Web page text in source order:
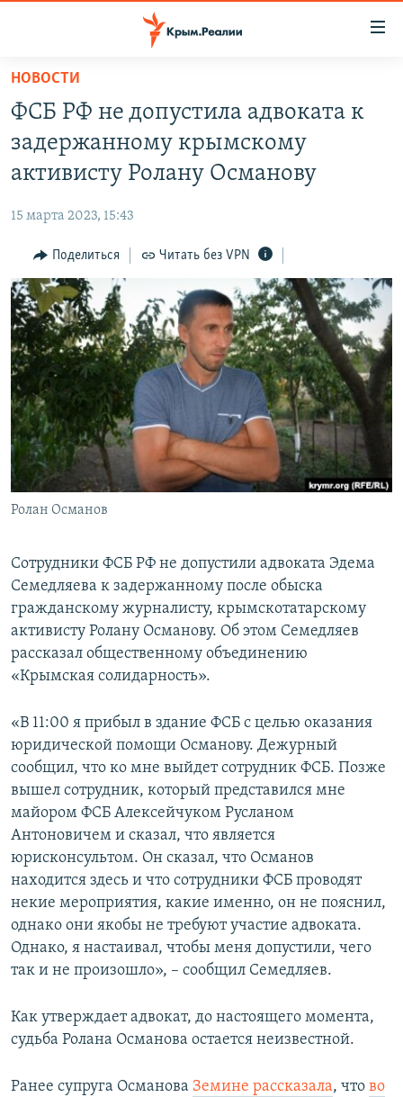
Вернуться
основному
содержанию
Вернутся
главной
навигации
Вернутся
поиску
11 ЛЕТ ОККУПАЦИИ КРЫМА. 11 ИСТОРИЙ СОПРОТИВЛЕНИЯ
ЕЩЕ
ИНТЕРАКТИВ
ИНФОГРАФИКА
ТЕЛЕПРОЕКТ КРЫМ.РЕАЛИИ
СОВЕТЫ ПРАВОЗАЩИТНИКОВ
ПРОПАВШИЕ БЕЗ ВЕСТИ
ПОБЕДИТЕЛЕЙ НЕ СУДЯТ?
КРЫМ.НЕПОКОРЕННЫЙ
ELIFBE
УКРАИНСКАЯ ПРОБЛЕМА КРЫМА
РАДІО СВОБОДА
КАК ОБОЙТИ БЛОКИРОВКУ
Українською
Qırımtatar
ПРИСОЕДИНЯЙТЕСЬ!
НОВОСТИ
ФСБ РФ не допустила адвоката к
задержанному крымскому
активисту Ролану Османову
15 марта 2023, 15:43
Поделиться Читать без VPN
Ролан Османов
Сотрудники ФСБ РФ не допустили адвоката Эдема
Семедляева к задержанному после обыска
гражданскому журналисту, крымскотатарскому
активисту Ролану Османову. Об этом Семедляев
рассказал общественному объединению
«Крымская солидарность».
«В 11:00 я прибыл в здание ФСБ с целью оказания
юридической помощи Османову. Дежурный
сообщил, что ко мне выйдет сотрудник ФСБ. Позже
вышел сотрудник, который представился мне
майором ФСБ Алексейчуком Русланом
Антоновичем и сказал, что является
юрисконсультом. Он сказал, что Османов
находится здесь и что сотрудники ФСБ проводят
некие мероприятия, какие именно, он не пояснил,
однако они якобы не требуют участие адвоката.
Однако, я настаивал, чтобы меня допустили, чего
так и не произошло», – сообщил Семедляев.
Как утверждает адвокат, до настоящего момента,
судьба Ролана Османова остается неизвестной.
Ранее супруга Османова Земине рассказала, что во